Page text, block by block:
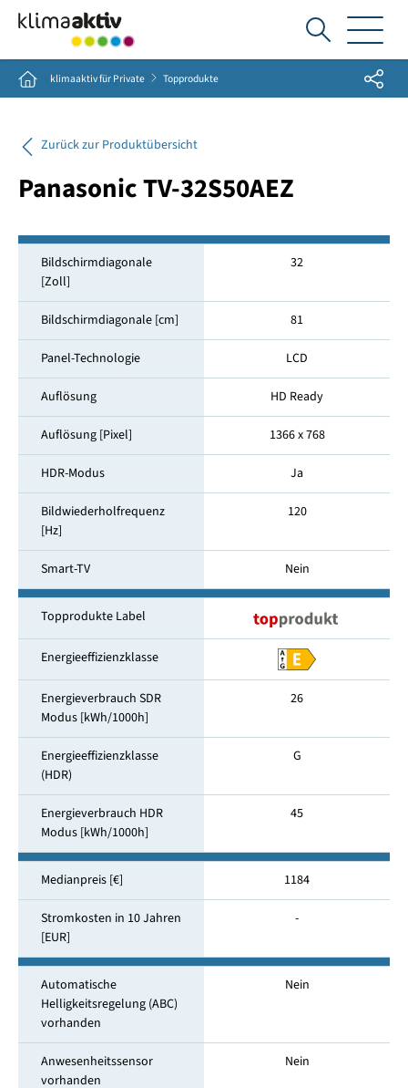
Ich
suche...
Home klimaaktiv für Private Topprodukte Share
Zurück zur Produktübersicht
Panasonic TV-32S50AEZ
Bildschirmdiagonale
[Zoll]
32
Bildschirmdiagonale [cm] 81
Panel-Technologie LCD
Auflösung HD Ready
Auflösung [Pixel] 1366 x 768
HDR-Modus Ja
Bildwiederholfrequenz
[Hz]
120
Smart-TV Nein
Topprodukte Label
Energieeffizienzklasse
Energieverbrauch SDR
Modus [kWh/1000h]
26
Energieeffizienzklasse
(HDR)
G
Energieverbrauch HDR
Modus [kWh/1000h]
45
Medianpreis [€] 1184
Stromkosten in 10 Jahren
[EUR]
-
Automatische
Helligkeitsregelung (ABC)
vorhanden
Nein
Anwesenheitssensor
vorhanden
Nein